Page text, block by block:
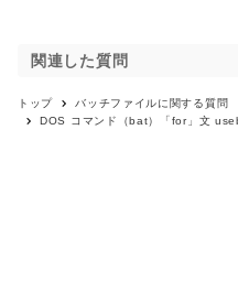
関連した質問
トップ バッチファイルに関する質問
DOS コマンド（bat）「for」文